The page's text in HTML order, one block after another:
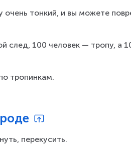
очень тонкий, и вы можете
след, 100 человек — тропу, а
тропинкам.
перекусить.